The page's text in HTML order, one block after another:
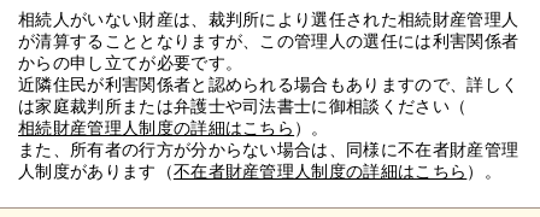
相続人がいない財産は、裁判所により選任された相続財産管理人
が清算することとなりますが、この管理人の選任には利害関係者
からの申し立てが必要です。
近隣住民が利害関係者と認められる場合もありますので、詳しく
は家庭裁判所または弁護士や司法書士に御相談ください（
相続財産管理人制度の詳細はこちら ）。
また、所有者の行方が分からない場合は、同様に不在者財産管理
人制度があります（不在者財産管理人制度の詳細はこちら ）。